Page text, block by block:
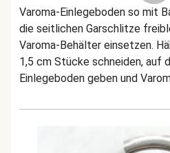
Varoma-Einlegeboden so mit
die seitlichen Garschlitze
Varoma-Behälter einsetzen.
1,5 cm Stücke schneiden, auf
Einlegeboden geben und